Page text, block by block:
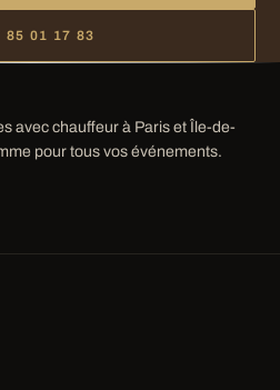
85 01 17 83
avec chauffeur à Paris et Île-de-
pour tous vos événements.